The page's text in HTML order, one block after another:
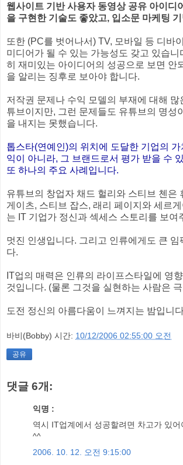
웹사이트 기반 사용자 동영상 공유 아이디
을 구현한 기술도 좋았고, 입소문 마케팅
또한 (PC를 벗어나서) TV, 모바일 등 디바
미디어가 될 수 있는 가능성도 갖고 있습니
히 재미있는 아이디어의 성공으로 보면 안
을 알리는 징후로 보아야 합니다.
저작권 문제나 수익 모델의 부재에 대해 많
튜브이지만, 그런 문제들도 유튜브의 명성
을 내지는 못했습니다.
톱스타(연예인)의 위치에 도달한 기업의
익이 아니라, 그 브랜드로서 평가 받을 수
또 하나의 주요 사례입니다.
유튜브의 창업자 채드 헐리와 스티브 첸은
게이츠, 스티브 잡스, 래리 페이지와 세르
는 IT 기업가 정신과 섹세스 스토리를 보여
멋진 인생입니다. 그리고 인류에게도 큰 임
다.
IT업의 매력은 인류의 라이프스타일에 영
것입니다. (물론 그것을 실현하는 사람은
도전 정신의 아름다움이 느껴지는 밤입니
바비(Bobby) 시간: 10/12/2006 02:55:00 오전
공유
댓글 6개:
익명 :
역시 IT업계에서 성공할려면 차고가 있어
^^
2006. 10. 12. 오전 9:15:00